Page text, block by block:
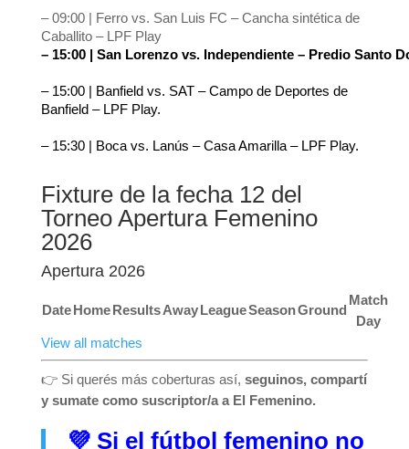
– 09:00 | Ferro vs. San Luis FC – Cancha sintética de
Caballito – LPF Play
– 15:00 | San Lorenzo vs. Independiente – Predio Santo
– 15:00 | Banfield vs. SAT – Campo de Deportes de
Banfield – LPF Play.
– 15:30 | Boca vs. Lanús – Casa Amarilla – LPF Play.
Fixture de la fecha 12 del
Torneo Apertura Femenino
2026
Apertura 2026
DateHomeResultsAwayLeagueSeasonGround
Match
Day
View all matches
👉 Si querés más coberturas así, seguinos, compartí
y sumate como suscriptor/a a El Femenino.
💜 Si el fútbol femenino no